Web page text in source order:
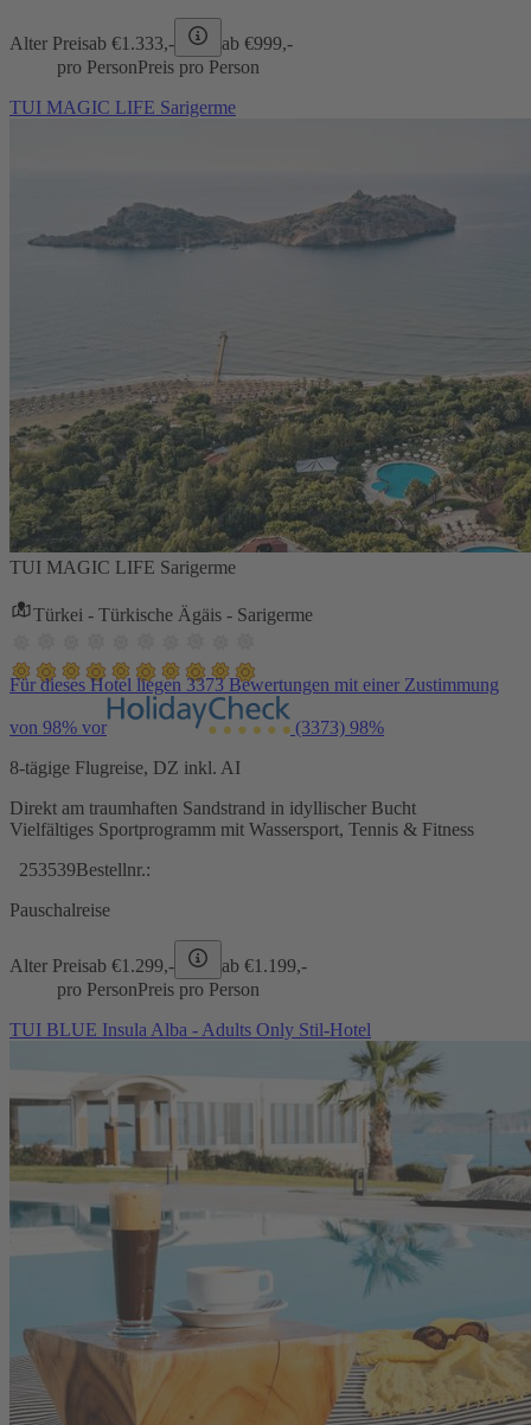
Alter Preisab €1.333,- ab €999,-
pro PersonPreis pro Person
TUI MAGIC LIFE Sarigerme
TUI MAGIC LIFE Sarigerme
Türkei - Türkische Ägäis - Sarigerme
Für dieses Hotel liegen 3373 Bewertungen mit einer Zustimmung
von 98% vor (3373) 98%
8-tägige Flugreise, DZ inkl. AI
Direkt am traumhaften Sandstrand in idyllischer Bucht
Vielfältiges Sportprogramm mit Wassersport, Tennis & Fitness
253539Bestellnr.:
Pauschalreise
Alter Preisab €1.299,- ab €1.199,-
pro PersonPreis pro Person
TUI BLUE Insula Alba - Adults Only Stil-Hotel